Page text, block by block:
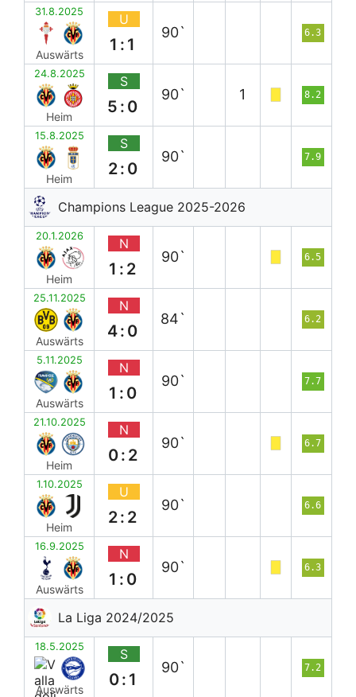
31.8.2025
Auswärts
U
1:1
90` 6.3
24.8.2025
Heim
S
5:0
90` 1 8.2
15.8.2025
Heim
S
2:0
90` 7.9
Champions League 2025-2026
20.1.2026
Heim
N
1:2
90` 6.5
25.11.2025
Auswärts
N
4:0
84` 6.2
5.11.2025
Auswärts
N
1:0
90` 7.7
21.10.2025
Heim
N
0:2
90` 6.7
1.10.2025
Heim
U
2:2
90` 6.6
16.9.2025
Auswärts
N
1:0
90` 6.3
La Liga 2024/2025
18.5.2025
Auswärts
S
0:1
90` 7.2